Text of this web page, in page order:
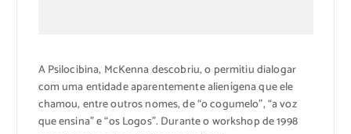
A Psilocibina, McKenna descobriu, o permitiu dialogar
com uma entidade aparentemente alienígena que ele
chamou, entre outros nomes, de “o cogumelo”, “a voz
que ensina” e “os Logos”. Durante o workshop de 1998